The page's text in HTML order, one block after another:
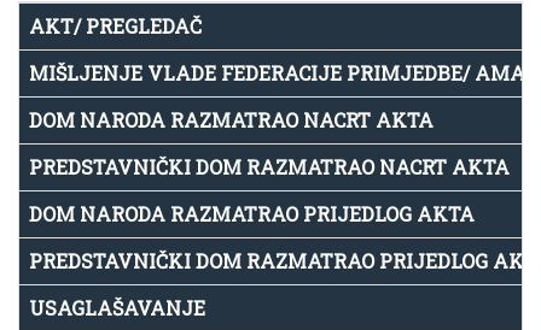
AKT/ PREGLEDAČ
MIŠLJENJE VLADE FEDERACIJE PRIMJEDBE/
DOM NARODA RAZMATRAO NACRT AKTA
PREDSTAVNIČKI DOM RAZMATRAO NACRT AKTA
DOM NARODA RAZMATRAO PRIJEDLOG AKTA
PREDSTAVNIČKI DOM RAZMATRAO PRIJEDLOG
USAGLAŠAVANJE